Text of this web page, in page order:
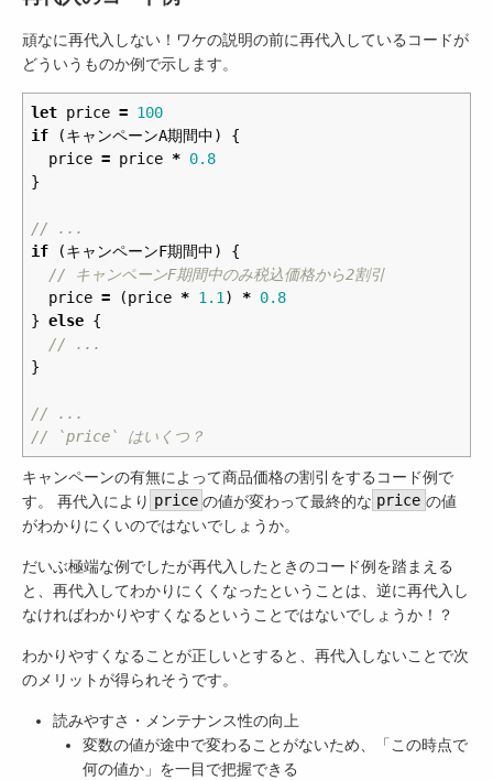
頑なに再代入しない！ワケの説明の前に再代入しているコードが
どういうものか例で示します。
let price = 100
if
(キャンペーンA期間中)
{
price = price * 0.8
}
// ...
if
(キャンペーンF期間中)
{
// キャンペーンF期間中のみ税込価格から2割引
price = (price * 1.1 ) * 0.8
} else {
// ...
}
// ...
// `price` はいくつ？
キャンペーンの有無によって商品価格の割引をするコード例で
す。 再代入により price の値が変わって最終的な price の値
がわかりにくいのではないでしょうか。
だいぶ極端な例でしたが再代入したときのコード例を踏まえる
と、再代入してわかりにくくなったということは、逆に再代入し
なければわかりやすくなるということではないでしょうか！？
わかりやすくなることが正しいとすると、再代入しないことで次
のメリットが得られそうです。
読みやすさ・メンテナンス性の向上
変数の値が途中で変わることがないため、「この時点で
何の値か」を一目で把握できる